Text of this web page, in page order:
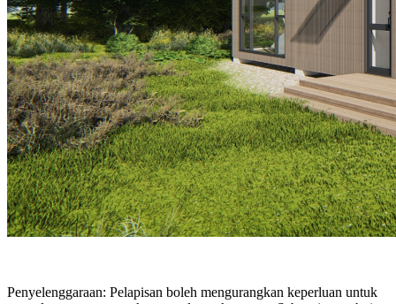
Penyelenggaraan: Pelapisan boleh mengurangkan keperluan untuk